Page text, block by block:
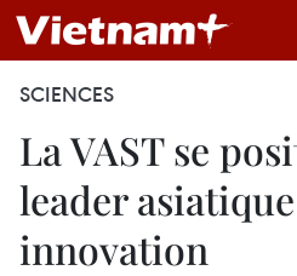
SCIENCES
La VAST se
leader
innovation